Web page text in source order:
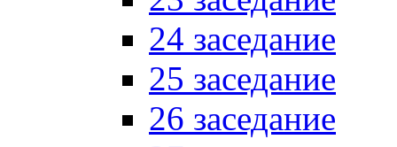
24 заседание
25 заседание
26 заседание